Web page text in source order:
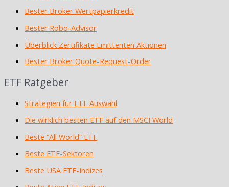
Bester Broker Wertpapierkredit
Bester Robo-Advisor
Überblick Zertifikate Emittenten Aktionen
Bester Broker Quote-Request-Order
ETF Ratgeber
Strategien für ETF Auswahl
Die wirklich besten ETF auf den MSCI World
Beste “All World” ETF
Beste ETF-Sektoren
Beste USA ETF-Indizes